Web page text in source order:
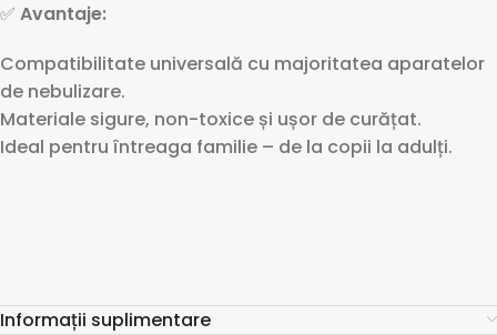
✅ Avantaje:
Compatibilitate universală cu majoritatea aparatelor
de nebulizare.
Materiale sigure, non-toxice și ușor de curățat.
Ideal pentru întreaga familie – de la copii la adulți.
Informații suplimentare